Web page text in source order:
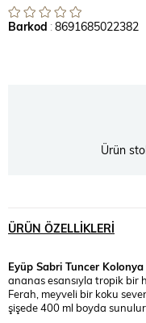
Barkod :8691685022382
Ürün
ÜRÜN ÖZELLIKLERI
Eyüp Sabri Tuncer
ananas esansıyla tropik bir
Ferah, meyveli bir koku
şişede 400 ml boyda sunulur.